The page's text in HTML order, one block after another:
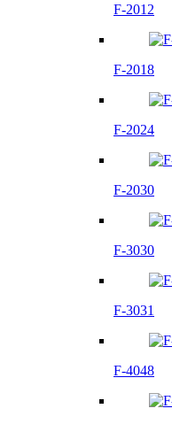
F-2012
F-2018
F-2024
F-2030
F-3030
F-3031
F-4048